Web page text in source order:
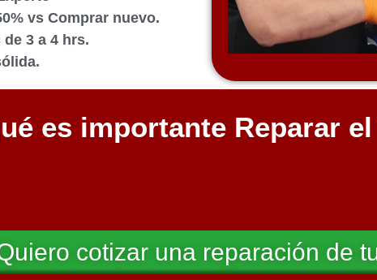
vs Comprar nuevo.
3 a 4 hrs.
es importante Reparar
cotizar una reparación de